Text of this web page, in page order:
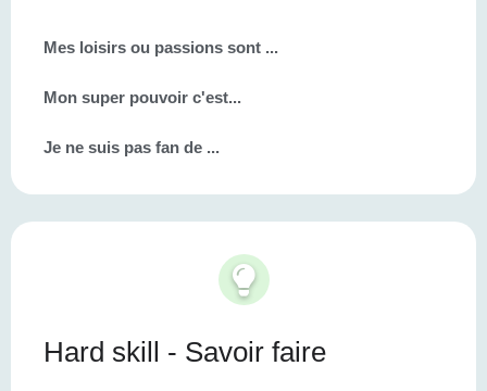
Mes loisirs ou passions sont ...
Mon super pouvoir c'est...
Je ne suis pas fan de ...
Hard skill - Savoir faire